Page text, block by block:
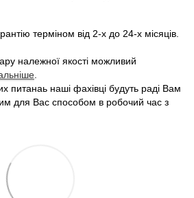
терміном від 2-х до 24-х місяців.
належної якості можливий
питанаь наші фахівці будуть раді Вам
для Вас способом в робочий час з